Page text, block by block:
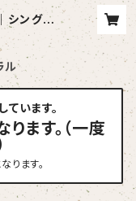
ングル
販売
ル
います。
ます。（一度
ります。